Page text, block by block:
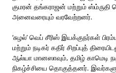
குமரன் தங்கராஜன் மற்றும்
அனைவரையும் வரவேற்றனர்.
‘சுழல்’ வெப் சீரிஸ் இயக்குநர்கள்
மற்றும் நடிகர் கதிர் சிறப்புத்
ஆல்யா மானஸாவும், தமிழ் காமெடி
நிகழ்ச்சியை தொகுத்தனர்.